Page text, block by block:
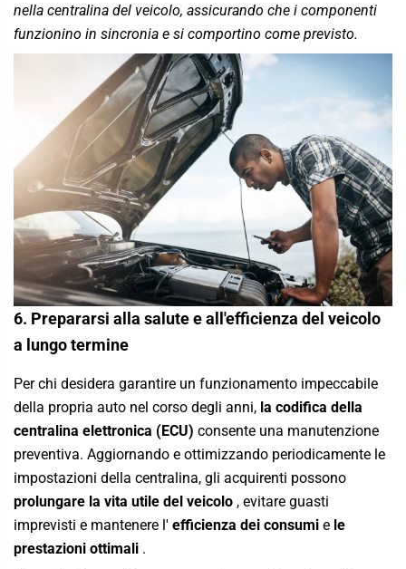
nella centralina del veicolo, assicurando che i componenti
funzionino in sincronia e si comportino come previsto.
6. Prepararsi alla salute e all'efficienza del veicolo
a lungo termine
Per chi desidera garantire un funzionamento impeccabile
della propria auto nel corso degli anni, la codifica della
centralina elettronica (ECU) consente una manutenzione
preventiva. Aggiornando e ottimizzando periodicamente le
impostazioni della centralina, gli acquirenti possono
prolungare la vita utile del veicolo , evitare guasti
imprevisti e mantenere l' efficienza dei consumi e le
prestazioni ottimali .